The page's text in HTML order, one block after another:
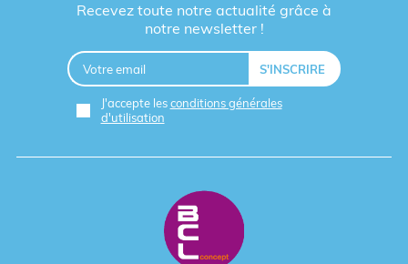
Recevez toute notre actualité grâce à
notre newsletter !
J'accepte lesconditions générales
d'utilisation